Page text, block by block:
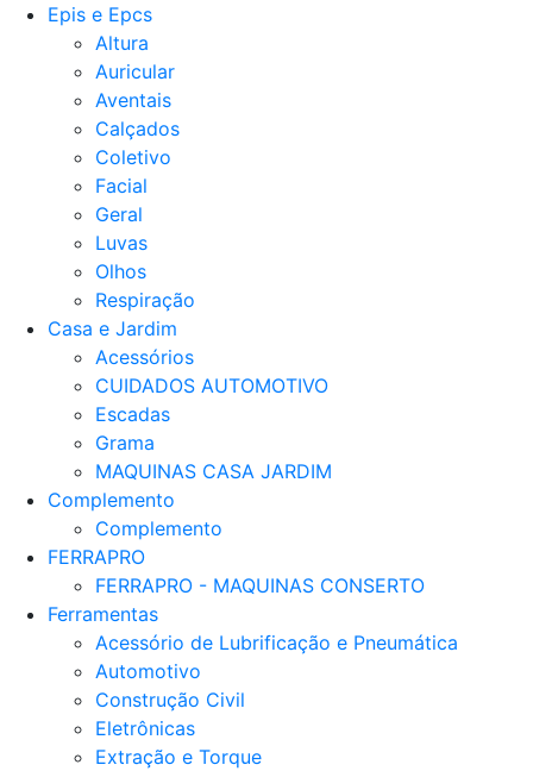
Epis e Epcs
Altura
Auricular
Aventais
Calçados
Coletivo
Facial
Geral
Luvas
Olhos
Respiração
Casa e Jardim
Acessórios
CUIDADOS AUTOMOTIVO
Escadas
Grama
MAQUINAS CASA JARDIM
Complemento
Complemento
FERRAPRO
FERRAPRO - MAQUINAS CONSERTO
Ferramentas
Acessório de Lubrificação e Pneumática
Automotivo
Construção Civil
Eletrônicas
Extração e Torque